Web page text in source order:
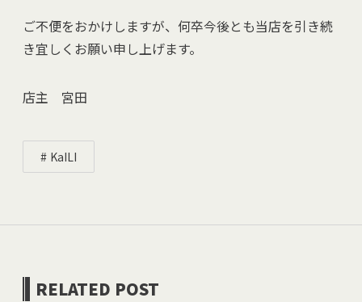
ご不便をおかけしますが、何卒今後とも当店を引き続
き宜しくお願い申し上げます。
店主 宮田
KaILI
RELATED POST